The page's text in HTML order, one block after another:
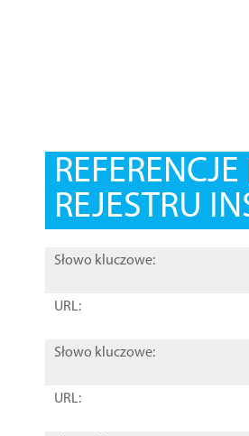
REJESTRU
Słowo kluczowe:
URL:
Słowo kluczowe:
URL: